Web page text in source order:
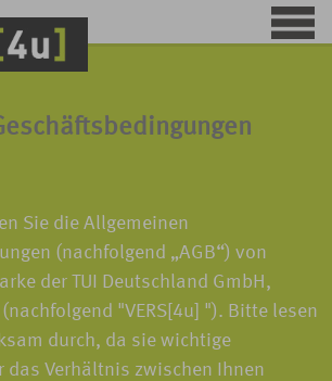
Sie die Allgemeinen
(nachfolgend „AGB“) von
der TUI Deutschland GmbH,
"VERS[4u] "). Bitte lesen
durch, da sie wichtige
das Verhältnis zwischen Ihnen